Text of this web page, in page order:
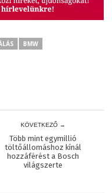
BMW
KÖVETKEZŐ →
Több mint egymillió
töltőállomáshoz kínál
hozzáférést a Bosch
világszerte